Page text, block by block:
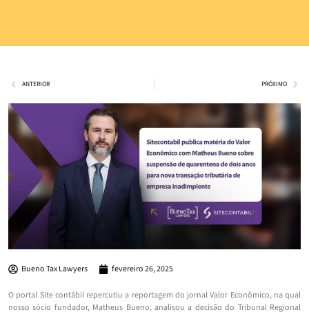
ANTERIOR PRÓXIMO
Bueno Tax Lawyers fevereiro 26, 2025
O portal Site contábil repercutiu a reportagem do jornal Valor Econômico, na qual
nosso sócio fundador, Matheus Bueno, analisou a decisão do Tribunal Regional